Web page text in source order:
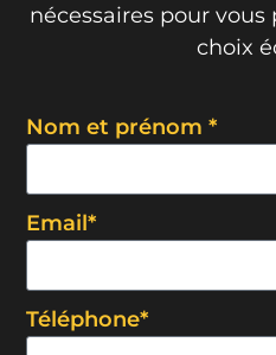
nécessaires pour
choix
Nom et prénom *
Email*
Téléphone*